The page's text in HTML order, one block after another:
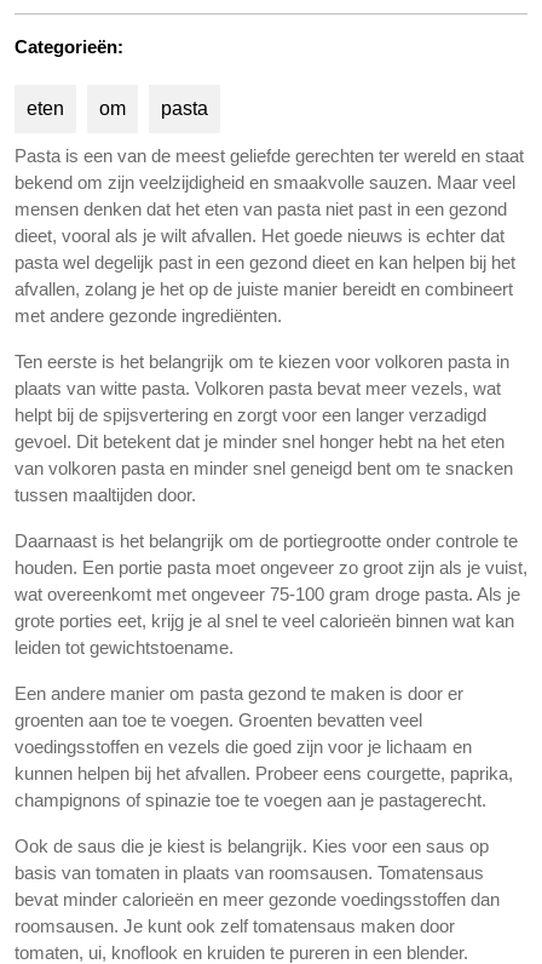
Categorieën:
eten om pasta
Pasta is een van de meest geliefde gerechten ter wereld en staat
bekend om zijn veelzijdigheid en smaakvolle sauzen. Maar veel
mensen denken dat het eten van pasta niet past in een gezond
dieet, vooral als je wilt afvallen. Het goede nieuws is echter dat
pasta wel degelijk past in een gezond dieet en kan helpen bij het
afvallen, zolang je het op de juiste manier bereidt en combineert
met andere gezonde ingrediënten.
Ten eerste is het belangrijk om te kiezen voor volkoren pasta in
plaats van witte pasta. Volkoren pasta bevat meer vezels, wat
helpt bij de spijsvertering en zorgt voor een langer verzadigd
gevoel. Dit betekent dat je minder snel honger hebt na het eten
van volkoren pasta en minder snel geneigd bent om te snacken
tussen maaltijden door.
Daarnaast is het belangrijk om de portiegrootte onder controle te
houden. Een portie pasta moet ongeveer zo groot zijn als je vuist,
wat overeenkomt met ongeveer 75-100 gram droge pasta. Als je
grote porties eet, krijg je al snel te veel calorieën binnen wat kan
leiden tot gewichtstoename.
Een andere manier om pasta gezond te maken is door er
groenten aan toe te voegen. Groenten bevatten veel
voedingsstoffen en vezels die goed zijn voor je lichaam en
kunnen helpen bij het afvallen. Probeer eens courgette, paprika,
champignons of spinazie toe te voegen aan je pastagerecht.
Ook de saus die je kiest is belangrijk. Kies voor een saus op
basis van tomaten in plaats van roomsausen. Tomatensaus
bevat minder calorieën en meer gezonde voedingsstoffen dan
roomsausen. Je kunt ook zelf tomatensaus maken door
tomaten, ui, knoflook en kruiden te pureren in een blender.